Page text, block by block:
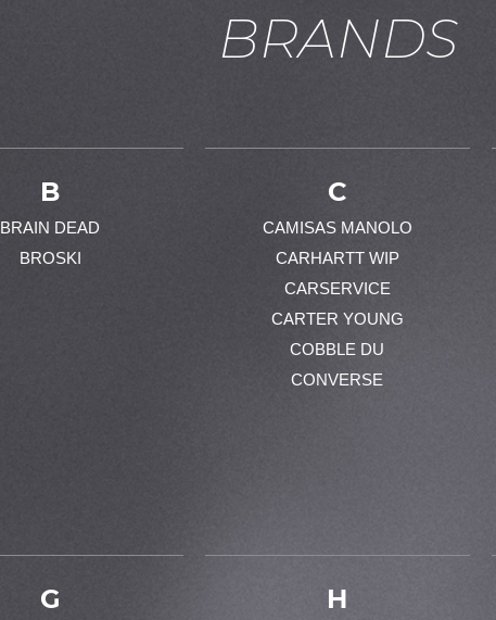
BRANDS
B
BRAIN DEAD
BROSKI
C
CAMISAS MANOLO
CARHARTT WIP
CARSERVICE
CARTER YOUNG
COBBLE DU
CONVERSE
G H